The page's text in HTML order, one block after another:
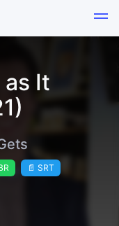
as It
📄 SRT